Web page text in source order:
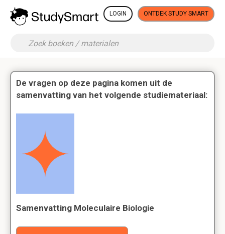
LOGIN ONTDEK STUDY SMART
De vragen op deze pagina komen uit de
samenvatting van het volgende studiemateriaal:
Samenvatting Moleculaire Biologie